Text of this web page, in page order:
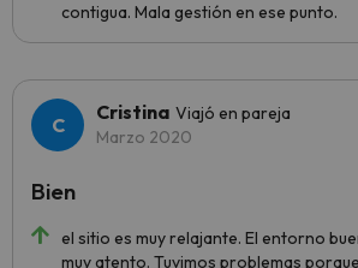
contigua. Mala gestión en ese punto.
Cristina Viajó en pareja
Marzo 2020
el sitio es muy relajante. El entorno
muy atento. Tuvimos problemas
Bien